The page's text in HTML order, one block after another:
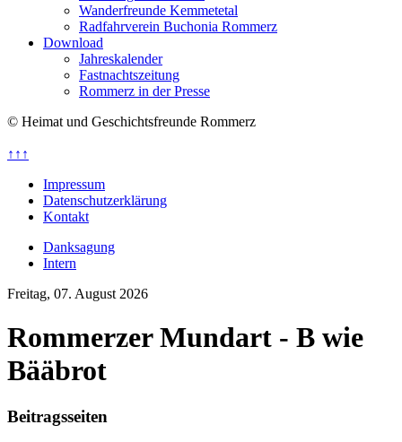
Wanderfreunde Kemmetetal
Radfahrverein Buchonia Rommerz
Download
Jahreskalender
Fastnachtszeitung
Rommerz in der Presse
© Heimat und Geschichtsfreunde Rommerz
↑↑↑
Impressum
Datenschutzerklärung
Kontakt
Danksagung
Intern
Freitag, 07. August 2026
Rommerzer Mundart - B wie
Bääbrot
Beitragsseiten